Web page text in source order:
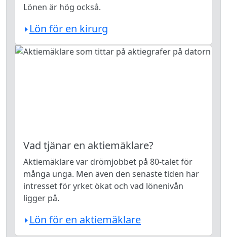
Lönen är hög också.
Lön för en kirurg
Vad tjänar en aktiemäklare?
Aktiemäklare var drömjobbet på 80-talet för
många unga. Men även den senaste tiden har
intresset för yrket ökat och vad lönenivån
ligger på.
Lön för en aktiemäklare